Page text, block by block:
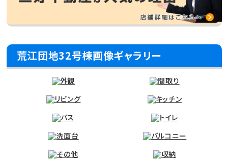
荒江団地32号棟画像ギャラリー